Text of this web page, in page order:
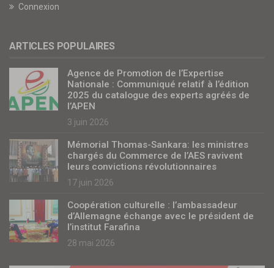
Connexion
ARTICLES POPULAIRES
Agence de Promotion de l’Expertise
Nationale : Communiqué relatif à l’édition
2025 du catalogue des experts agréés de
l’APEN
3 juin 2026
Mémorial Thomas-Sankara: les ministres
chargés du Commerce de l’AES ravivent
leurs convictions révolutionnaires
17 juin 2026
Coopération culturelle : l’ambassadeur
d’Allemagne échange avec le président de
l’institut Farafina
28 mai 2026